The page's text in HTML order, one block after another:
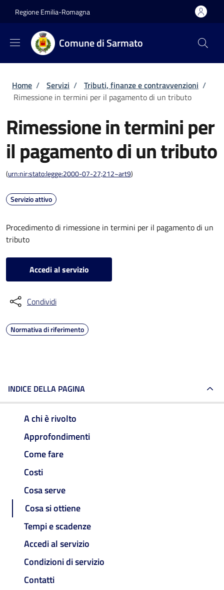
Regione Emilia-Romagna
Comune di Sarmato
Briciole di pane
Home / Servizi / Tributi, finanze e contravvenzioni /
Rimessione in termini per il pagamento di un tributo
Rimessione in termini per
il pagamento di un tributo
(urn:nir:stato:legge:2000-07-27;212~art9)
Servizio attivo
Procedimento di rimessione in termini per il pagamento di un
tributo
Accedi al servizio
Condividi
Normativa di riferimento
INDICE DELLA PAGINA
A chi è rivolto
Approfondimenti
Come fare
Costi
Cosa serve
Cosa si ottiene
Tempi e scadenze
Accedi al servizio
Condizioni di servizio
Contatti